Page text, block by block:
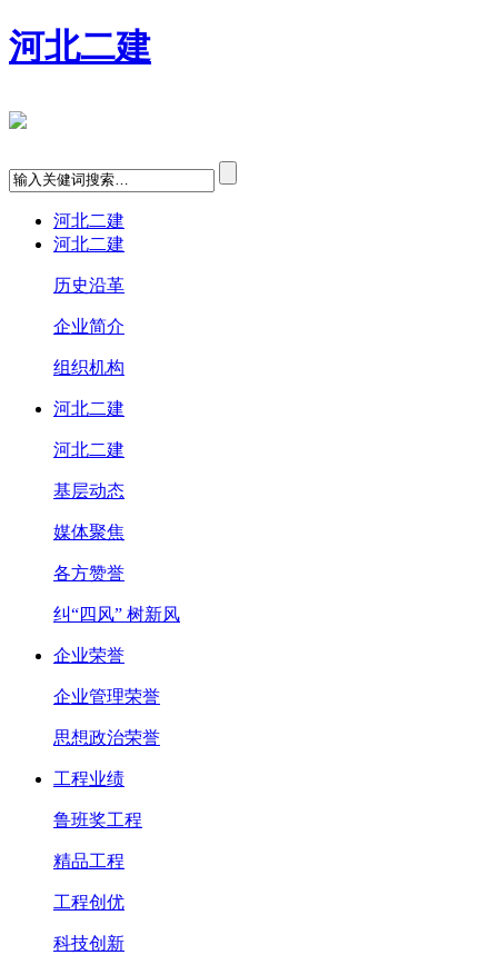
河北二建
河北二建
河北二建
历史沿革
企业简介
组织机构
河北二建
河北二建
基层动态
媒体聚焦
各方赞誉
纠“四风” 树新风
企业荣誉
企业管理荣誉
思想政治荣誉
工程业绩
鲁班奖工程
精品工程
工程创优
科技创新